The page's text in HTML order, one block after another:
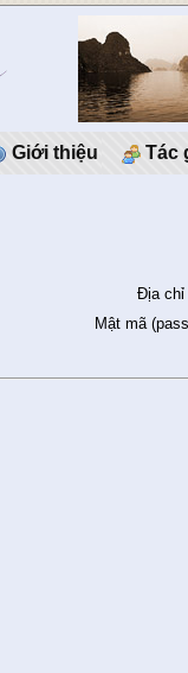
Giới thiệu Tác
Địa chỉ
Mật mã